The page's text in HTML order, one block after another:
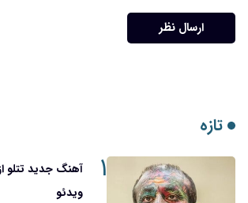
۱
آهنگ جدید تتلو از زندان منتشر شد/
ویدئو